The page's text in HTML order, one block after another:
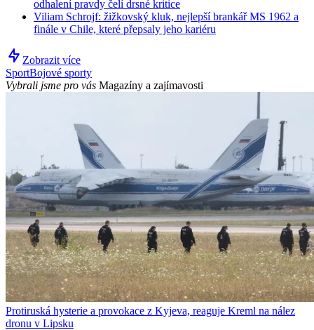
odhalení pravdy čelí drsné kritice
Viliam Schrojf: žižkovský kluk, nejlepší brankář MS 1962 a
finále v Chile, které přepsaly jeho kariéru
Zobrazit více
SportBojové sporty
Vybrali jsme pro vás Magazíny a zajímavosti
Protiruská hysterie a provokace z Kyjeva, reaguje Kreml na nález
dronu v Lipsku